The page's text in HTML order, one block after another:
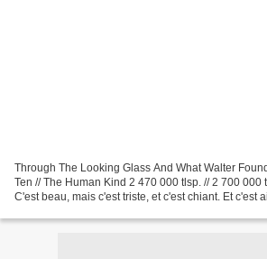
Through The Looking Glass And What Walter
Ten // The Human Kind 2 470 000 tlsp. // 2 700 000
C'est beau, mais c'est triste, et c'est chiant. Et c'est